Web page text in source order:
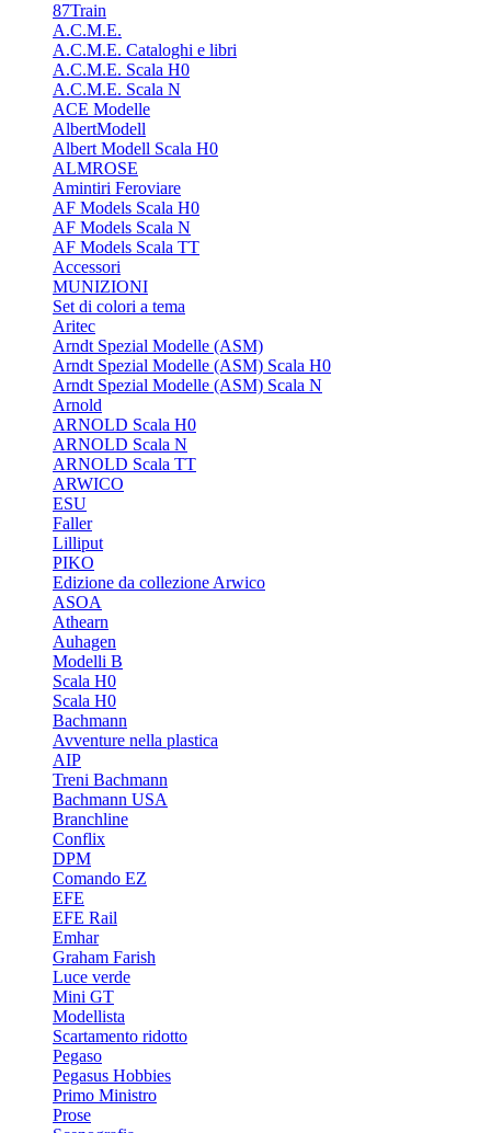
87Train
A.C.M.E.
A.C.M.E. Cataloghi e libri
A.C.M.E. Scala H0
A.C.M.E. Scala N
ACE Modelle
AlbertModell
Albert Modell Scala H0
ALMROSE
Amintiri Feroviare
AF Models Scala H0
AF Models Scala N
AF Models Scala TT
Accessori
MUNIZIONI
Set di colori a tema
Aritec
Arndt Spezial Modelle (ASM)
Arndt Spezial Modelle (ASM) Scala H0
Arndt Spezial Modelle (ASM) Scala N
Arnold
ARNOLD Scala H0
ARNOLD Scala N
ARNOLD Scala TT
ARWICO
ESU
Faller
Lilliput
PIKO
Edizione da collezione Arwico
ASOA
Athearn
Auhagen
Modelli B
Scala H0
Scala H0
Bachmann
Avventure nella plastica
AIP
Treni Bachmann
Bachmann USA
Branchline
Conflix
DPM
Comando EZ
EFE
EFE Rail
Emhar
Graham Farish
Luce verde
Mini GT
Modellista
Scartamento ridotto
Pegaso
Pegasus Hobbies
Primo Ministro
Prose